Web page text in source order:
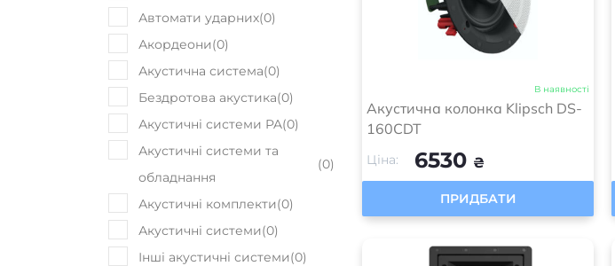
Автомати ударних(0)
Акордеони(0)
Акустична система(0)
Бездротова акустика(0)
Акустичні системи PA(0)
Акустичні системи та
обладнання
(0)
Акустичні комплекти(0)
Акустичні системи(0)
Інші акустичні системи(0)
В наявності
Акустична колонка Klipsch DS-
160CDT
Ціна: 6530 ₴
ПРИДБАТИ